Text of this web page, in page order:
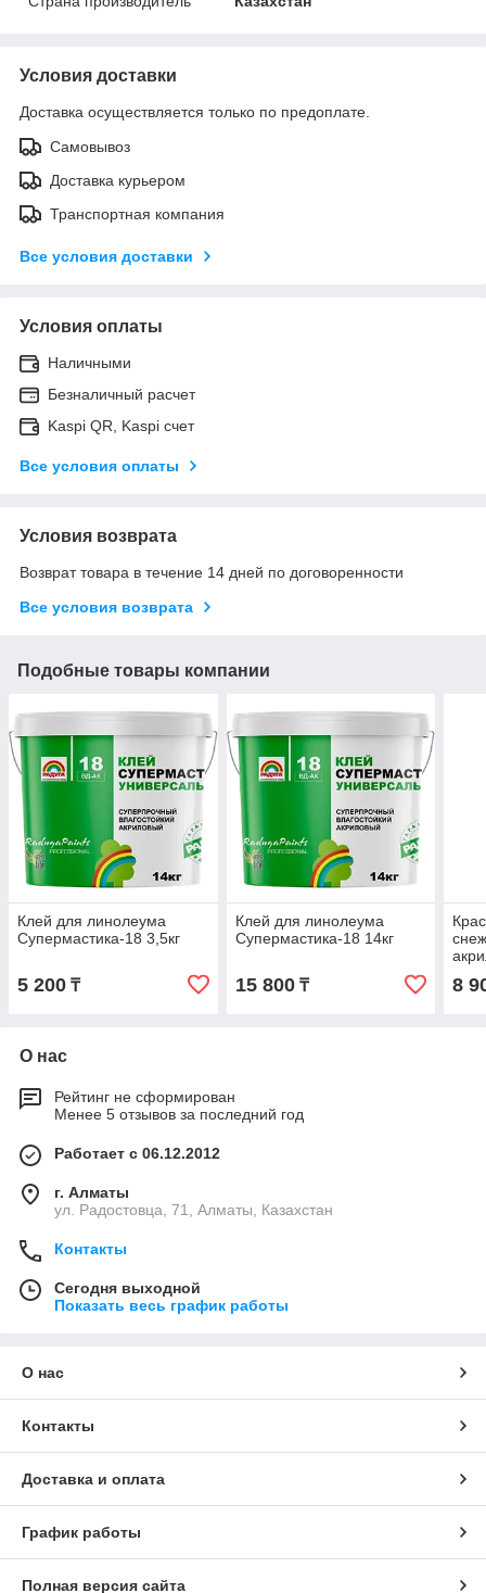
Условия доставки
Доставка осуществляется только по предоплате.
Самовывоз
Доставка курьером
Транспортная компания
Все условия доставки
Условия оплаты
Наличными
Безналичный расчет
Kaspi QR, Kaspi счет
Все условия оплаты
Условия возврата
Возврат товара в течение 14 дней по договоренности
Все условия возврата
Подобные товары компании
Клей для линолеума
Супермастика-18 3,5кг
5 200 ₸
Клей для линолеума
Супермастика-18 14кг
15 800₸ 8
О нас
Рейтинг не сформирован
Менее 5 отзывов за последний год
Работает с 06.12.2012
г. Алматы
ул. Радостовца, 71, Алматы, Казахстан
Контакты
Сегодня выходной
Показать весь график работы
О нас
Контакты
Доставка и оплата
График работы
Полная версия сайта